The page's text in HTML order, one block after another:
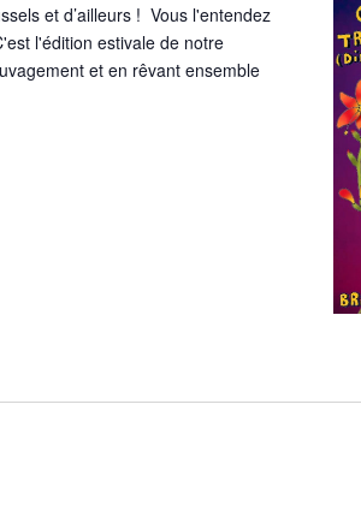
et d’ailleurs ! Vous l'entendez
l'édition estivale de notre
et en rêvant ensemble